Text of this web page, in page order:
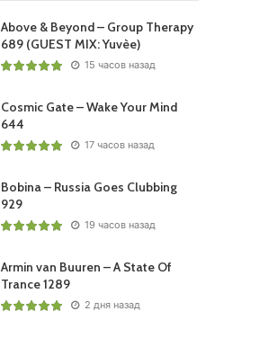
Above & Beyond – Group Therapy
689 (GUEST MIX: Yuvèe)
15 часов назад
Cosmic Gate – Wake Your Mind
644
17 часов назад
Bobina – Russia Goes Clubbing
929
19 часов назад
Armin van Buuren – A State Of
Trance 1289
2 дня назад